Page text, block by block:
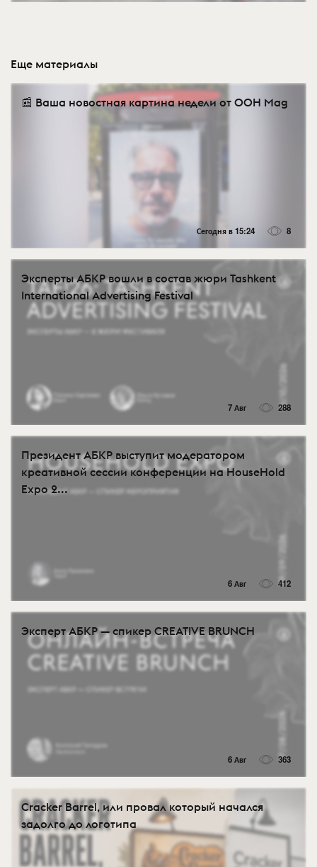
Еще материалы
📰 Ваша новостная картина недели от OOH Mag
Сегодня в 15:24 8
Эксперты АБКР вошли в состав жюри Tashkent
International Advertising Festival
7 Авг 288
Президент АБКР выступит модератором
креативной сессии конференции на HouseHold
Expo 2...
6 Авг 412
Эксперт АБКР — спикер CREATIVE BRUNCH
6 Авг 363
Cracker Barrel, или провал который начался
задолго до логотипа